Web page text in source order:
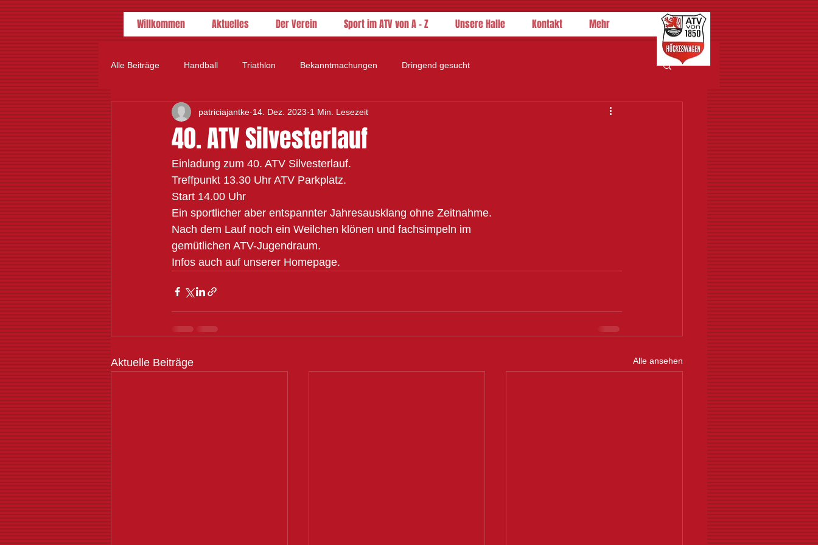
Willkommen Aktuelles Der Verein Sport im ATV von A - Z Unsere Halle Kontakt Mehr
Alle Beiträge Handball Triathlon Bekanntmachungen Dringend gesucht
40. ATV Silvesterlauf
patriciajantke 14. Dez. 2023 1 Min. Lesezeit
Einladung zum 40. ATV Silvesterlauf.
Treffpunkt 13.30 Uhr ATV Parkplatz.
Start 14.00 Uhr
Ein sportlicher aber entspannter Jahresausklang ohne Zeitnahme.
Nach dem Lauf noch ein Weilchen klönen und fachsimpeln im
gemütlichen ATV-Jugendraum.
Infos auch auf unserer Homepage.
Aktuelle Beiträge Alle ansehen